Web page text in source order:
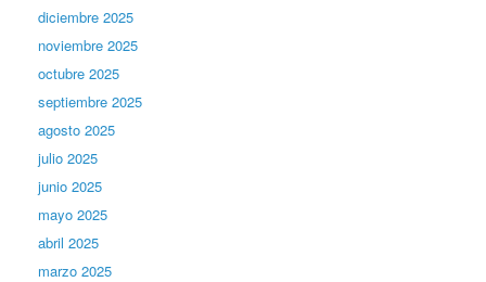
diciembre 2025
noviembre 2025
octubre 2025
septiembre 2025
agosto 2025
julio 2025
junio 2025
mayo 2025
abril 2025
marzo 2025